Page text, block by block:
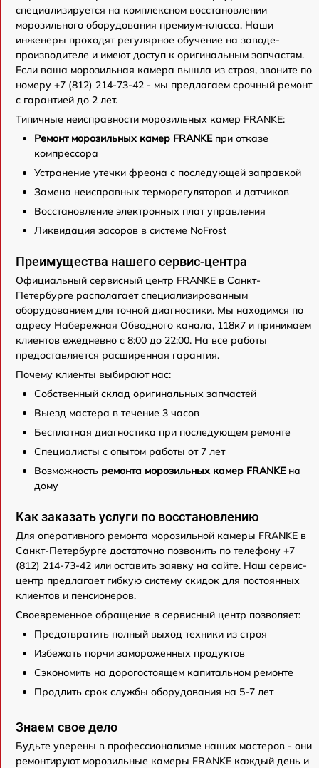
специализируется на комплексном восстановлении
морозильного оборудования премиум-класса. Наши
инженеры проходят регулярное обучение на заводе-
производителе и имеют доступ к оригинальным запчастям.
Если ваша морозильная камера вышла из строя, звоните по
номеру +7 (812) 214-73-42 - мы предлагаем срочный ремонт
с гарантией до 2 лет.
Типичные неисправности морозильных камер FRANKE:
Ремонт морозильных камер FRANKEпри отказе
компрессора
Устранение утечки фреона с последующей заправкой
Замена неисправных терморегуляторов и датчиков
Восстановление электронных плат управления
Ликвидация засоров в системе NoFrost
Преимущества нашего сервис-центра
Официальный сервисный центр FRANKE в Санкт-
Петербурге располагает специализированным
оборудованием для точной диагностики. Мы находимся по
адресу Набережная Обводного канала, 118к7 и принимаем
клиентов ежедневно с 8:00 до 22:00. На все работы
предоставляется расширенная гарантия.
Почему клиенты выбирают нас:
Собственный склад оригинальных запчастей
Выезд мастера в течение 3 часов
Бесплатная диагностика при последующем ремонте
Специалисты с опытом работы от 7 лет
Возможность ремонта морозильных камер FRANKEна
дому
Как заказать услуги по восстановлению
Для оперативного ремонта морозильной камеры FRANKE в
Санкт-Петербурге достаточно позвонить по телефону +7
(812) 214-73-42 или оставить заявку на сайте. Наш сервис-
центр предлагает гибкую систему скидок для постоянных
клиентов и пенсионеров.
Своевременное обращение в сервисный центр позволяет:
Предотвратить полный выход техники из строя
Избежать порчи замороженных продуктов
Сэкономить на дорогостоящем капитальном ремонте
Продлить срок службы оборудования на 5-7 лет
Знаем свое дело
Будьте уверены в профессионализме наших мастеров - они
ремонтируют морозильные камеры FRANKE каждый день и